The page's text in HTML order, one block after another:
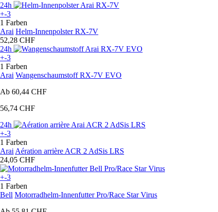
24h
+-3
1 Farben
Arai Helm-Innenpolster RX-7V
52,28 CHF
24h
+-3
1 Farben
Arai Wangenschaumstoff RX-7V EVO
Ab 60,44 CHF
56,74 CHF
24h
+-3
1 Farben
Arai Aération arrière ACR 2 AdSis LRS
24,05 CHF
+-3
1 Farben
Bell Motorradhelm-Innenfutter Pro/Race Star Virus